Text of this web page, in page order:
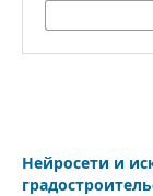
Нейросети и